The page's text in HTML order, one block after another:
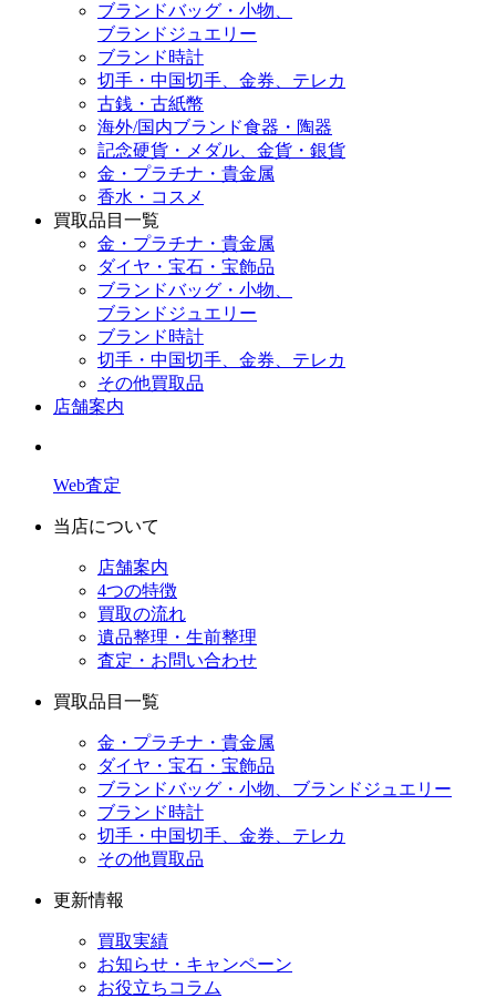
ブランドバッグ・小物、
ブランドジュエリー
ブランド時計
切手・中国切手、金券、テレカ
古銭・古紙幣
海外/国内ブランド食器・陶器
記念硬貨・メダル、金貨・銀貨
金・プラチナ・貴金属
香水・コスメ
買取品目一覧
金・プラチナ・貴金属
ダイヤ・宝石・宝飾品
ブランドバッグ・小物、
ブランドジュエリー
ブランド時計
切手・中国切手、金券、テレカ
その他買取品
店舗案内
Web査定
当店について
店舗案内
4つの特徴
買取の流れ
遺品整理・生前整理
査定・お問い合わせ
買取品目一覧
金・プラチナ・貴金属
ダイヤ・宝石・宝飾品
ブランドバッグ・小物、ブランドジュエリー
ブランド時計
切手・中国切手、金券、テレカ
その他買取品
更新情報
買取実績
お知らせ・キャンペーン
お役立ちコラム